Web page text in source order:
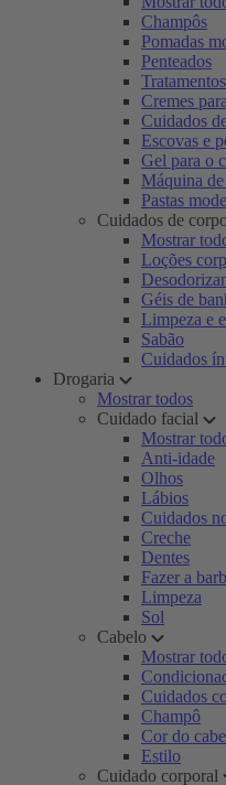
Champôs
Pomadas
Penteados
Cremes
Cuidados
Escovas e
Gel para o
Máquina
Pastas
Cuidados de
Mostrar
Loções
Géis de
Limpeza e
Sabão
Cuidados
Drogaria
Mostrar todos
Cuidado facial
Mostrar
Anti-idade
Olhos
Lábios
Cuidados
Creche
Dentes
Fazer a
Limpeza
Sol
Cabelo
Mostrar
Cuidados
Champô
Cor do
Estilo
Cuidado corporal